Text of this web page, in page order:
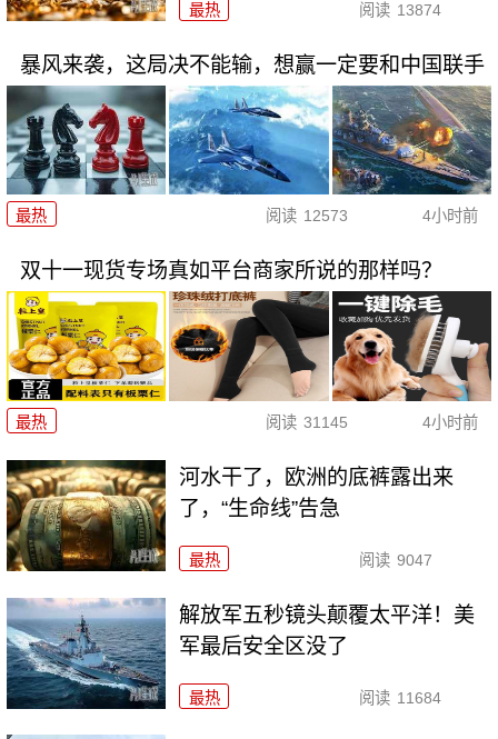
最热 阅读 13874
暴风来袭，这局决不能输，想赢一定要和中国联手
最热 阅读 12573 4小时前
双十一现货专场真如平台商家所说的那样吗？
最热 阅读 31145 4小时前
河水干了，欧洲的底裤露出来
了，“生命线”告急
最热 阅读 9047
解放军五秒镜头颠覆太平洋！美
军最后安全区没了
最热 阅读 11684